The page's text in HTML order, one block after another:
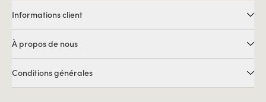
Informations client
À propos de nous
Conditions générales